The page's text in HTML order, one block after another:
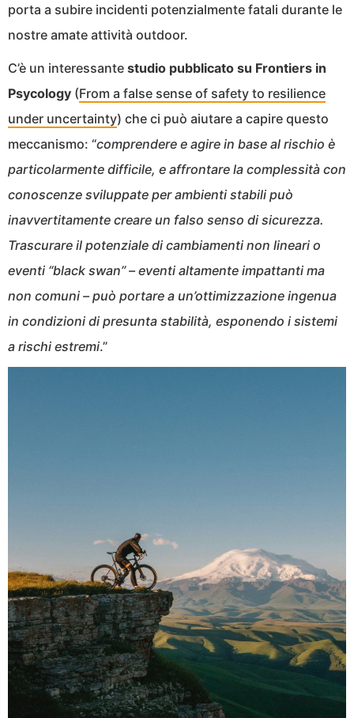
porta a subire incidenti potenzialmente fatali durante le
nostre amate attività outdoor.
C’è un interessante studio pubblicato su Frontiers in
Psycology (From a false sense of safety to resilience
under uncertainty) che ci può aiutare a capire questo
meccanismo: “comprendere e agire in base al rischio è
particolarmente difficile, e affrontare la complessità con
conoscenze sviluppate per ambienti stabili può
inavvertitamente creare un falso senso di sicurezza.
Trascurare il potenziale di cambiamenti non lineari o
eventi “black swan” – eventi altamente impattanti ma
non comuni – può portare a un’ottimizzazione ingenua
in condizioni di presunta stabilità, esponendo i sistemi
a rischi estremi.”